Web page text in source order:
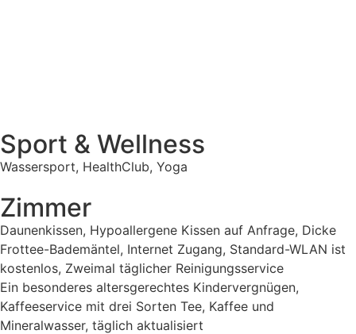
Sport & Wellness
Wassersport, HealthClub, Yoga
Zimmer
Daunenkissen, Hypoallergene Kissen auf Anfrage, Dicke
Frottee-Bademäntel, Internet Zugang, Standard-WLAN ist
kostenlos, Zweimal täglicher Reinigungsservice
Ein besonderes altersgerechtes Kindervergnügen,
Kaffeeservice mit drei Sorten Tee, Kaffee und
Mineralwasser, täglich aktualisiert